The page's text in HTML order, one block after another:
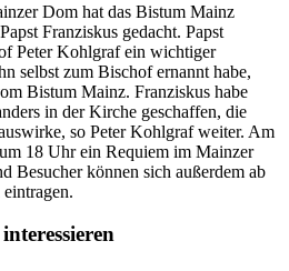
Dom hat das Bistum Mainz
Franziskus gedacht. Papst
Peter Kohlgraf ein wichtiger
selbst zum Bischof ernannt habe,
Bistum Mainz. Franziskus habe
in der Kirche geschaffen, die
so Peter Kohlgraf weiter. Am
18 Uhr ein Requiem im Mainzer
Besucher können sich außerdem ab